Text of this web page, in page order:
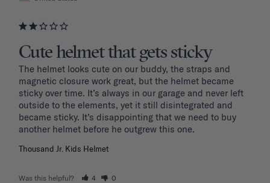
Cute helmet that gets sticky
The helmet looks cute on our buddy, the straps and
magnetic closure work great, but the helmet became
sticky over time. It’s always in our garage and never left
outside to the elements, yet it still disintegrated and
became sticky. It’s disappointing that we need to buy
another helmet before he outgrew this one.
Thousand Jr. Kids Helmet
Was this helpful? 4 0